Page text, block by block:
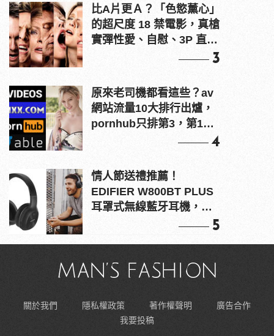
比A片更Ａ？「色慾薰心」
的超尺度 18 禁電影，真槍
實彈性愛、自慰、3P 直接
3
原來老司機都看這些？av
網站流量10大排行出爐，
pornhub只排第3，第1名
4
情人節送禮推薦！
EDIFIER W800BT PLUS
耳罩式無線藍牙耳機，在
5
關於我們 隱私權政策 著作權聲明
廣告合作
我要投稿